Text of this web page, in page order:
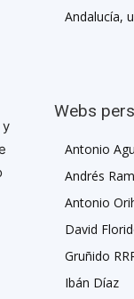
y
Andalucía,
Webs
Antonio
Andrés
Antonio
David
Gruñido
Ibán Díaz